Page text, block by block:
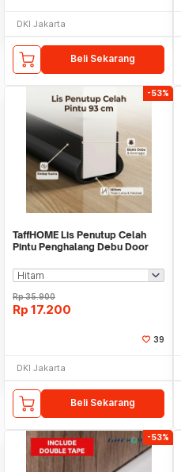
DKI Jakarta
Beli Sekarang
-53%
TaffHOME Lis Penutup Celah
Pintu Penghalang Debu Door
Rp35.900
Rp 17.200
39
DKI Jakarta
Beli Sekarang
-53%